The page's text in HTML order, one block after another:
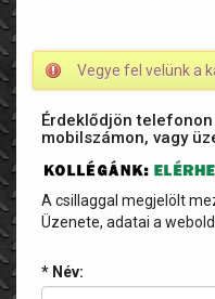
Vegye fel velünk a
Érdeklődjön
mobilszámon, vagy
A csillaggal megjelölt
Üzenete, adatai a
* Név: